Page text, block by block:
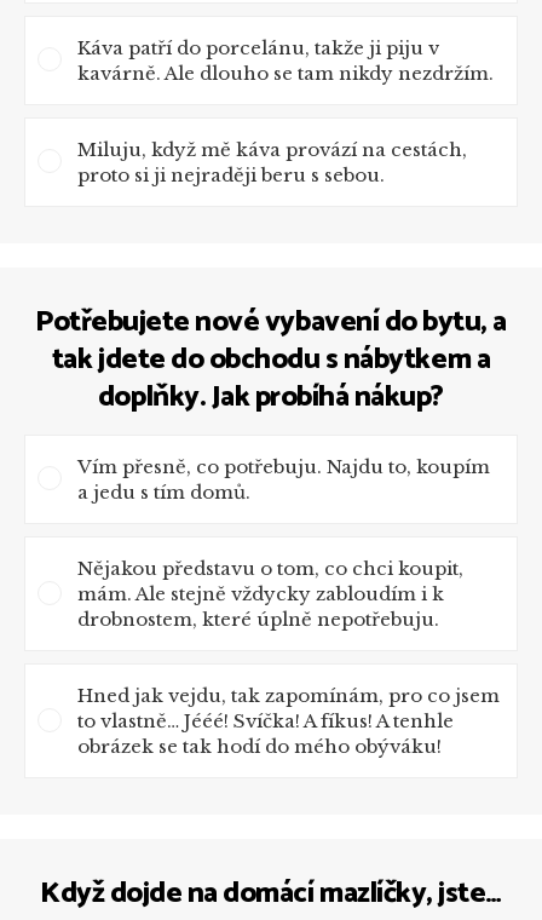
Káva patří do porcelánu, takže ji piju v
kavárně. Ale dlouho se tam nikdy nezdržím.
Miluju, když mě káva provází na cestách,
proto si ji nejraději beru s sebou.
Potřebujete nové vybavení do bytu, a
tak jdete do obchodu s nábytkem a
doplňky. Jak probíhá nákup?
Vím přesně, co potřebuju. Najdu to, koupím
a jedu s tím domů.
Nějakou představu o tom, co chci koupit,
mám. Ale stejně vždycky zabloudím i k
drobnostem, které úplně nepotřebuju.
Hned jak vejdu, tak zapomínám, pro co jsem
to vlastně… Jééé! Svíčka! A fíkus! A tenhle
obrázek se tak hodí do mého obýváku!
Když dojde na domácí mazlíčky, jste…